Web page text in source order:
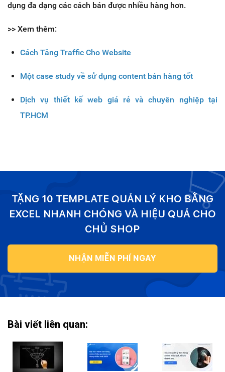
dụng đa dạng các cách bán được nhiều hàng hơn.
>> Xem thêm:
Cách Tăng Traffic Cho Website
Một case study về sử dụng content bán hàng tốt
Dịch vụ thiết kế web giá rẻ và chuyên nghiệp tại
TP.HCM
TẶNG 10 TEMPLATE QUẢN LÝ KHO BẰNG
EXCEL NHANH CHÓNG VÀ HIỆU QUẢ CHO
CHỦ SHOP
NHẬN MIỄN PHÍ NGAY
Bài viết liên quan: